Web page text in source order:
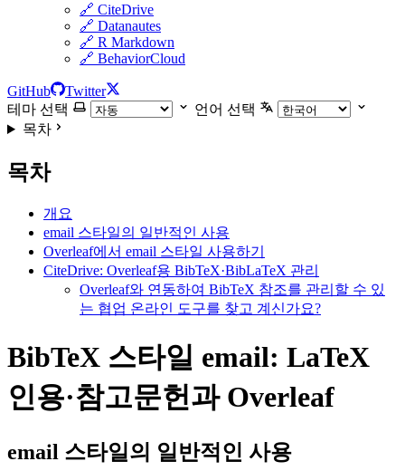
🔗 CiteDrive
🔗 Datanautes
🔗 R Markdown
🔗 BehaviorCloud
GitHub
Twitter
테마 선택
언어 선택
목차
목차
개요
email 스타일의 일반적인 사용
Overleaf에서 email 스타일 사용하기
CiteDrive: Overleaf용 BibTeX·BibLaTeX 관리
Overleaf와 연동하여 BibTeX 참조를 관리할 수 있
는 협업 온라인 도구를 찾고 계신가요?
BibTeX 스타일 email: LaTeX
인용·참고문헌과 Overleaf
email 스타일의 일반적인 사용